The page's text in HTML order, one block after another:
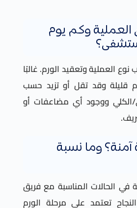
وكم يوم
العملية وتعقيد الورم. غالبًا
قليلة وقد تقل أو تزيد حسب
الكلي ووجود أي مضاعفات أو
وما نسبة
في الحالات المناسبة مع فريق
تعتمد على مرحلة الورم